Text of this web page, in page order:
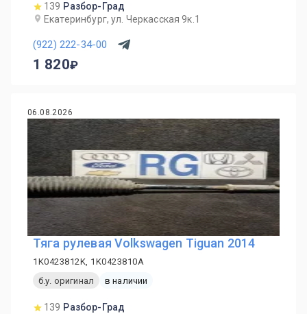
139 Разбор-Град
Екатеринбург, ул. Черкасская 9к.1
(922) 222-34-00
1 820
06.08.2026
Тяга рулевая Volkswagen Tiguan 2014
1K0423812K, 1K0423810A
б.у. оригинал
в наличии
139 Разбор-Град